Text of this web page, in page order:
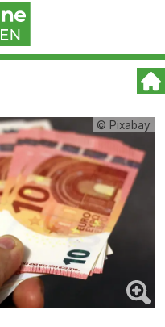
© Pixabay